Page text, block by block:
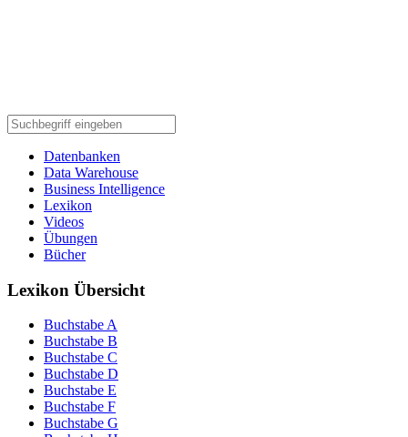
Datenbanken
Data Warehouse
Business Intelligence
Lexikon
Videos
Übungen
Bücher
Lexikon Übersicht
Buchstabe A
Buchstabe B
Buchstabe C
Buchstabe D
Buchstabe E
Buchstabe F
Buchstabe G